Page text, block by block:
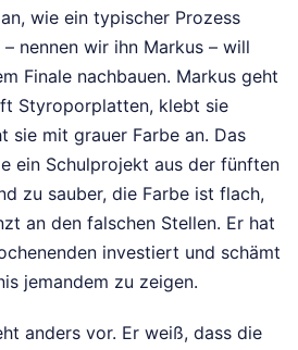
wie ein typischer Prozess
nennen wir ihn Markus – will
Finale nachbauen. Markus geht
Styroporplatten, klebt sie
sie mit grauer Farbe an. Das
ein Schulprojekt aus der fünften
zu sauber, die Farbe ist flach,
an den falschen Stellen. Er hat
investiert und schämt
jemandem zu zeigen.
anders vor. Er weiß, dass die